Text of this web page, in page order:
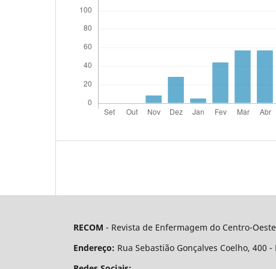
RECOM - Revista de Enfermagem do Centro-
Endereço: Rua Sebastião Gonçalves Coelho, 400